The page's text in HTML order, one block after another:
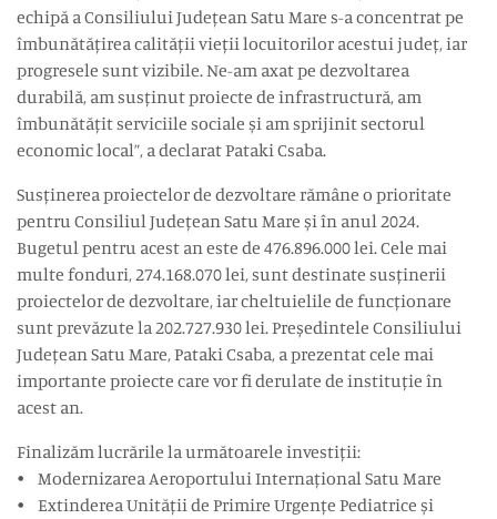
echipă a Consiliului Județean Satu Mare s-a concentrat pe
îmbunătățirea calității vieții locuitorilor acestui județ, iar
progresele sunt vizibile. Ne-am axat pe dezvoltarea
durabilă, am susținut proiecte de infrastructură, am
îmbunătățit serviciile sociale și am sprijinit sectorul
economic local”, a declarat Pataki Csaba.
Susținerea proiectelor de dezvoltare rămâne o prioritate
pentru Consiliul Județean Satu Mare și în anul 2024.
Bugetul pentru acest an este de 476.896.000 lei. Cele mai
multe fonduri, 274.168.070 lei, sunt destinate susținerii
proiectelor de dezvoltare, iar cheltuielile de funcționare
sunt prevăzute la 202.727.930 lei. Președintele Consiliului
Județean Satu Mare, Pataki Csaba, a prezentat cele mai
importante proiecte care vor fi derulate de instituție în
acest an.
Finalizăm lucrările la următoarele investiții:
• Modernizarea Aeroportului Internațional Satu Mare
• Extinderea Unității de Primire Urgențe Pediatrice și